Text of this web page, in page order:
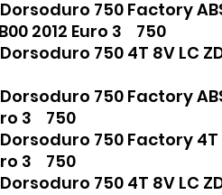
750 Factory
2012 Euro 3 750
750 4T 8V LC
750 Factory
3 750
750 Factory 4T
3 750
750 4T 8V LC